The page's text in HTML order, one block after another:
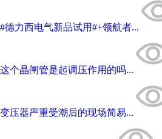
#德力西电气新品试用#+领航者...
这个晶闸管是起调压作用的吗...
变压器严重受潮后的现场简易...